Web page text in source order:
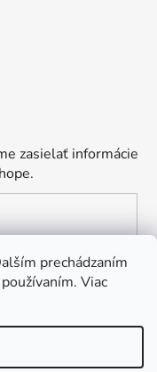
prechádzaním
Viac
zasielať informácie
ochrany
pomôcť?“